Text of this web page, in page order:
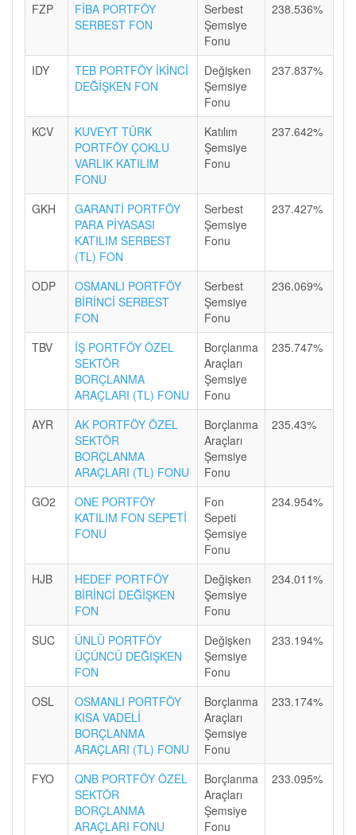
FZP
FİBA PORTFÖY
SERBEST FON
Serbest
Şemsiye
Fonu
238.536%
IDY
TEB PORTFÖY İKİNCİ
DEĞİŞKEN FON
Değişken
Şemsiye
Fonu
237.837%
KCV
KUVEYT TÜRK
PORTFÖY ÇOKLU
VARLIK KATILIM
FONU
Katılım
Şemsiye
Fonu
237.642%
GKH
GARANTİ PORTFÖY
PARA PİYASASI
KATILIM SERBEST
(TL) FON
Serbest
Şemsiye
Fonu
237.427%
ODP
OSMANLI PORTFÖY
BİRİNCİ SERBEST
FON
Serbest
Şemsiye
Fonu
236.069%
TBV
İŞ PORTFÖY ÖZEL
SEKTÖR
BORÇLANMA
ARAÇLARI (TL) FONU
Borçlanma
Araçları
Şemsiye
Fonu
235.747%
AYR
AK PORTFÖY ÖZEL
SEKTÖR
BORÇLANMA
ARAÇLARI (TL) FONU
Borçlanma
Araçları
Şemsiye
Fonu
235.43%
GO2
ONE PORTFÖY
KATILIM FON SEPETİ
FONU
Fon
Sepeti
Şemsiye
Fonu
234.954%
HJB
HEDEF PORTFÖY
BİRİNCİ DEĞİŞKEN
FON
Değişken
Şemsiye
Fonu
234.011%
SUC
ÜNLÜ PORTFÖY
ÜÇÜNCÜ DEĞIŞKEN
FON
Değişken
Şemsiye
Fonu
233.194%
OSL
OSMANLI PORTFÖY
KISA VADELİ
BORÇLANMA
ARAÇLARI (TL) FONU
Borçlanma
Araçları
Şemsiye
Fonu
233.174%
FYO
QNB PORTFÖY ÖZEL
SEKTÖR
BORÇLANMA
ARAÇLARI FONU
Borçlanma
Araçları
Şemsiye
Fonu
233.095%